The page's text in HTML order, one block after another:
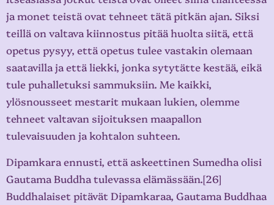
ja monet teistä ovat tehneet tätä pitkän ajan. Siksi
teillä on valtava kiinnostus pitää huolta siitä, että
opetus pysyy, että opetus tulee vastakin olemaan
saatavilla ja että liekki, jonka sytytätte kestää, eikä
tule puhalletuksi sammuksiin. Me kaikki,
ylösnousseet mestarit mukaan lukien, olemme
tehneet valtavan sijoituksen maapallon
tulevaisuuden ja kohtalon suhteen.
Dipamkara ennusti, että askeettinen Sumedha olisi
Gautama Buddha tulevassa elämässään.[26]
Buddhalaiset pitävät Dipamkaraa, Gautama Buddhaa